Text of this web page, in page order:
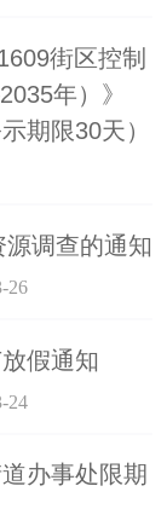
街区控制
年）》
期限30天）
调查的通知
26
假通知
24
办事处限期